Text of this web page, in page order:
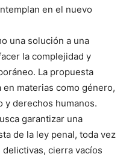
en el nuevo
una solución a una
la complejidad y
La propuesta
materias como género,
y derechos humanos.
garantizar una
de la ley penal, toda vez
cierra vacíos